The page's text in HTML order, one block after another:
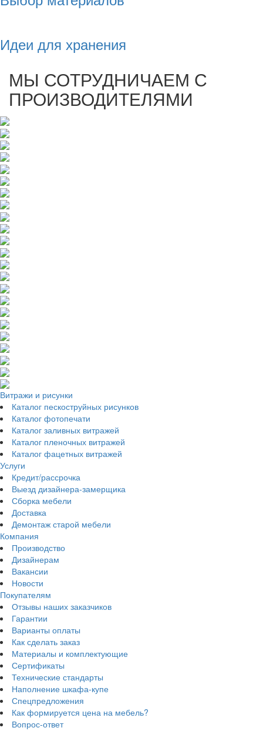
Идеи для хранения
МЫ СОТРУДНИЧАЕМ С
ПРОИЗВОДИТЕЛЯМИ
Витражи и рисунки
Каталог пескоструйных рисунков
Каталог фотопечати
Каталог заливных витражей
Каталог пленочных витражей
Каталог фацетных витражей
Услуги
Кредит/рассрочка
Выезд дизайнера-замерщика
Сборка мебели
Доставка
Демонтаж старой мебели
Компания
Производство
Дизайнерам
Вакансии
Новости
Покупателям
Отзывы наших заказчиков
Гарантии
Варианты оплаты
Как сделать заказ
Материалы и комплектующие
Сертификаты
Технические стандарты
Наполнение шкафа-купе
Спецпредложения
Как формируется цена на мебель?
Вопрос-ответ